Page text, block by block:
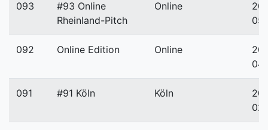
093
#93 Online
Rheinland-Pitch
Online
092 Online Edition Online
091 #91 Köln Köln